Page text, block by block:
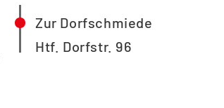
Zur Dorfschmiede
Htf. Dorfstr. 96